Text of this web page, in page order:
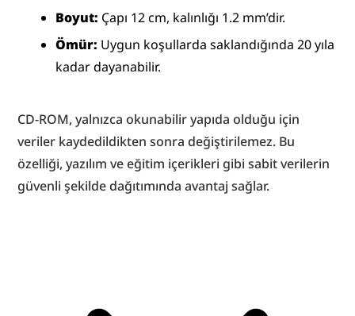
Boyut: Çapı 12 cm, kalınlığı 1.2 mm’dir.
Ömür: Uygun koşullarda saklandığında 20 yıla
kadar dayanabilir.
CD-ROM, yalnızca okunabilir yapıda olduğu için
veriler kaydedildikten sonra değiştirilemez. Bu
özelliği, yazılım ve eğitim içerikleri gibi sabit verilerin
güvenli şekilde dağıtımında avantaj sağlar.